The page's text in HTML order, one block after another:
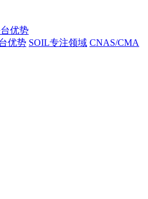
优势
优势 SOIL专注领域 CNAS/CMA